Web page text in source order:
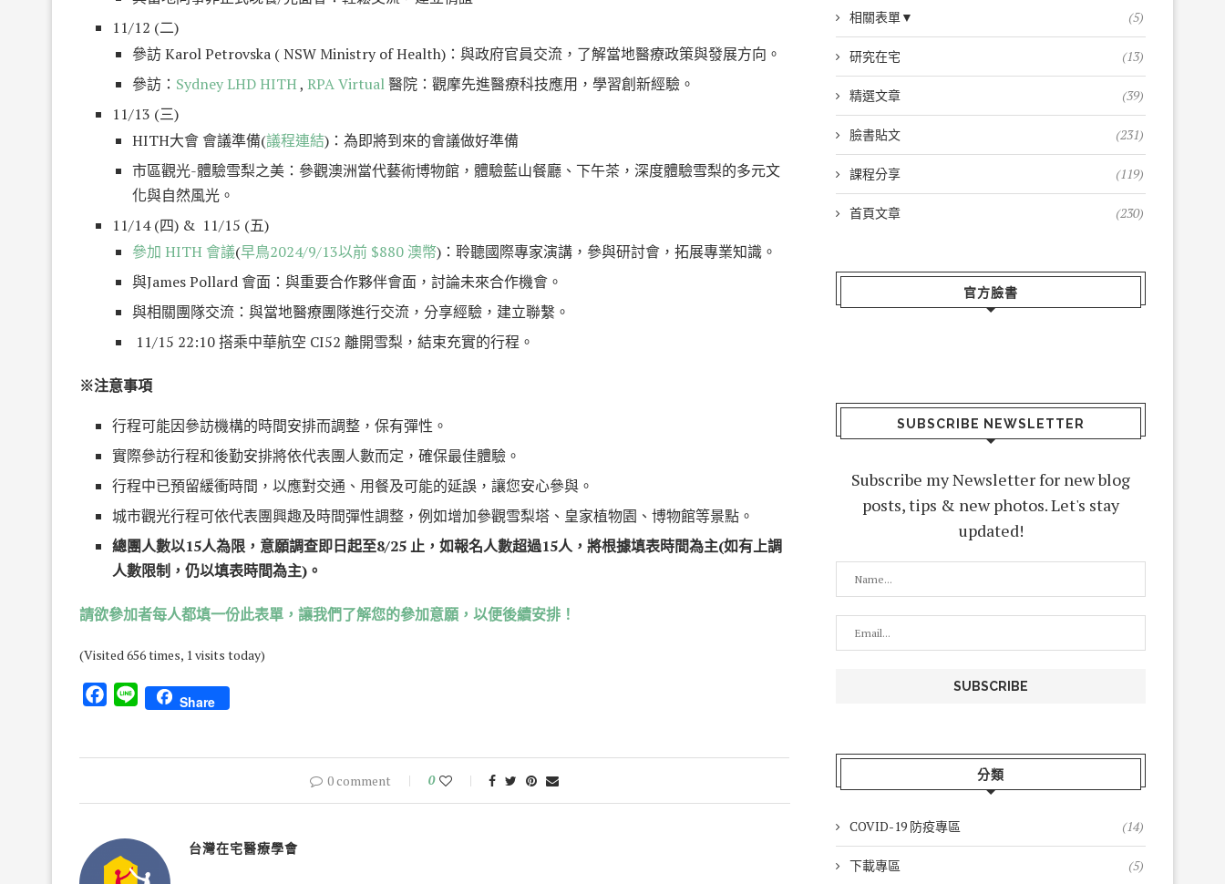
11/12 (二)
參訪 Karol Petrovska ( NSW Ministry of Health)：與政府官員交流，了解當地醫療政策與發展方向。
參訪： Sydney LHD HITH, RPA Virtual醫院：觀摩先進醫療科技應用，學習創新經驗。
11/13 (三)
HITH大會 會議準備(議程連結)：為即將到來的會議做好準備
市區觀光-體驗雪梨之美：參觀澳洲當代藝術博物館，體驗藍山餐廳、下午茶，深度體驗雪梨的多元文
化與自然風光。
11/14 (四) & 11/15 (五)
參加 HITH 會議(早鳥2024/9/13以前 $880 澳幣)：聆聽國際專家演講，參與研討會，拓展專業知識。
與James Pollard 會面：與重要合作夥伴會面，討論未來合作機會。
與相關團隊交流：與當地醫療團隊進行交流，分享經驗，建立聯繫。
11/15 22:10 搭乘中華航空 CI52 離開雪梨，結束充實的行程。
※注意事項
行程可能因參訪機構的時間安排而調整，保有彈性。
實際參訪行程和後勤安排將依代表團人數而定，確保最佳體驗。
行程中已預留緩衝時間，以應對交通、用餐及可能的延誤，讓您安心參與。
城市觀光行程可依代表團興趣及時間彈性調整，例如增加參觀雪梨塔、皇家植物園、博物館等景點。
總團人數以15人為限，意願調查即日起至8/25 止，如報名人數超過15人，將根據填表時間為主(如有上調
人數限制，仍以填表時間為主)。
請欲參加者每人都填一份此表單，讓我們了解您的參加意願，以便後續安排！
(Visited 656 times, 1 visits today)
Facebook
Line Share
0 comment 0
台灣在宅醫療學會
相關表單▼ (5)
研究在宅 (13)
精選文章 (39)
臉書貼文 (231)
課程分享 (119)
首頁文章 (230)
官方臉書
SUBSCRIBE NEWSLETTER
Subscribe my Newsletter for new blog
posts, tips & new photos. Let's stay
updated!
分類
COVID-19 防疫專區 (14)
下載專區 (5)